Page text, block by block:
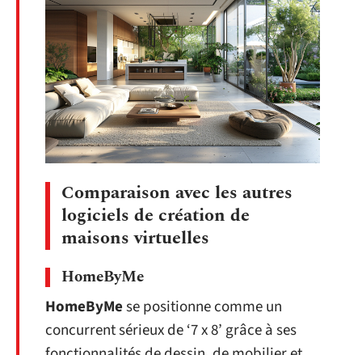
Comparaison avec les autres
logiciels de création de
maisons virtuelles
HomeByMe
HomeByMese positionne comme un
concurrent sérieux de ‘7 x 8’ grâce à ses